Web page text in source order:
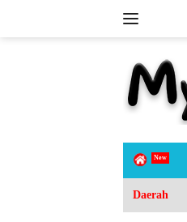
H
e
Daerah